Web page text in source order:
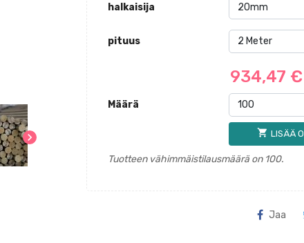
chevron_right
halkaisija
pituus
934,47 €
Määrä
shopping_cart LISÄÄ
Tuotteen vähimmäistilausmäärä on 100.
Jaa